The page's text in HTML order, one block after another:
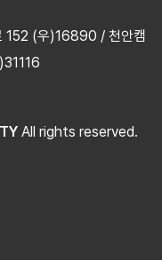
152 (우)16890 / 천안캠
All rights reserved.